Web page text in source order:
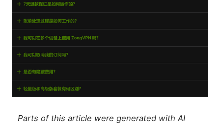
Parts of this article were generated with AI